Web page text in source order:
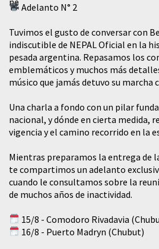
Adelanto N° 2
Tuvimos el gusto de conversar con
indiscutible de NEPAL Oficial en la
pesada argentina. Repasamos los
emblemáticos y muchos más
músico que jamás detuvo su marcha
​Una charla a fondo con un pilar
nacional, y dónde en cierta medida,
vigencia y el camino recorrido en la
Mientras preparamos la entrega de
te compartimos un adelanto
cuando le consultamos sobre la
de muchos años de inactividad.
15/8 - Comodoro Rivadavia
16/8 - Puerto Madryn (Chubut)